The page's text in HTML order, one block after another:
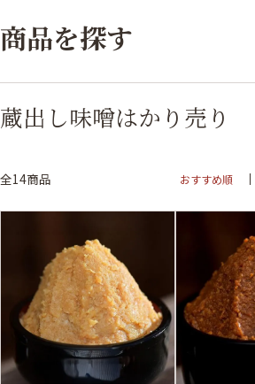
商品を探す
蔵出し味噌はかり売り
全14商品 おすすめ順